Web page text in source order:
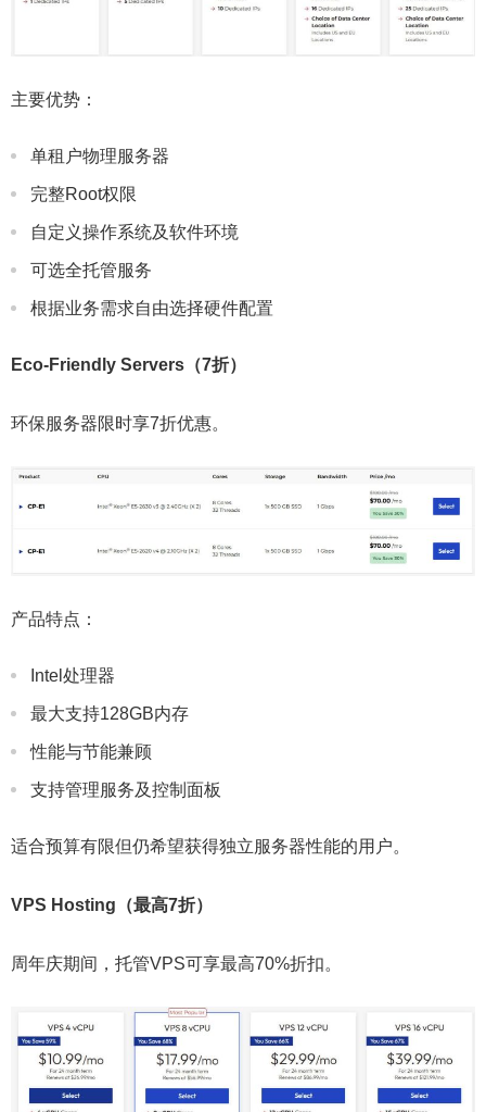
主要优势：
单租户物理服务器
完整Root权限
自定义操作系统及软件环境
可选全托管服务
根据业务需求自由选择硬件配置
Eco-Friendly Servers（7折）
环保服务器限时享7折优惠。
产品特点：
Intel处理器
最大支持128GB内存
性能与节能兼顾
支持管理服务及控制面板
适合预算有限但仍希望获得独立服务器性能的用户。
VPS Hosting（最高7折）
周年庆期间，托管VPS可享最高70%折扣。